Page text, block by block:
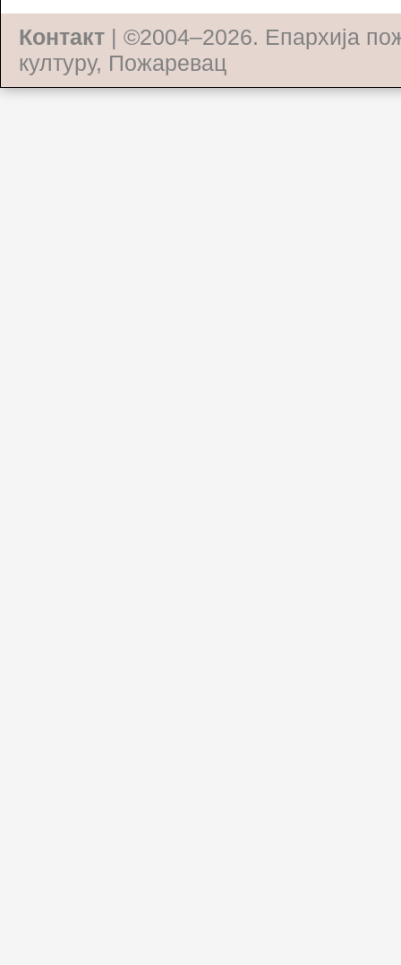
Контакт | ©2004–2026. Епархија
културу, Пожаревац